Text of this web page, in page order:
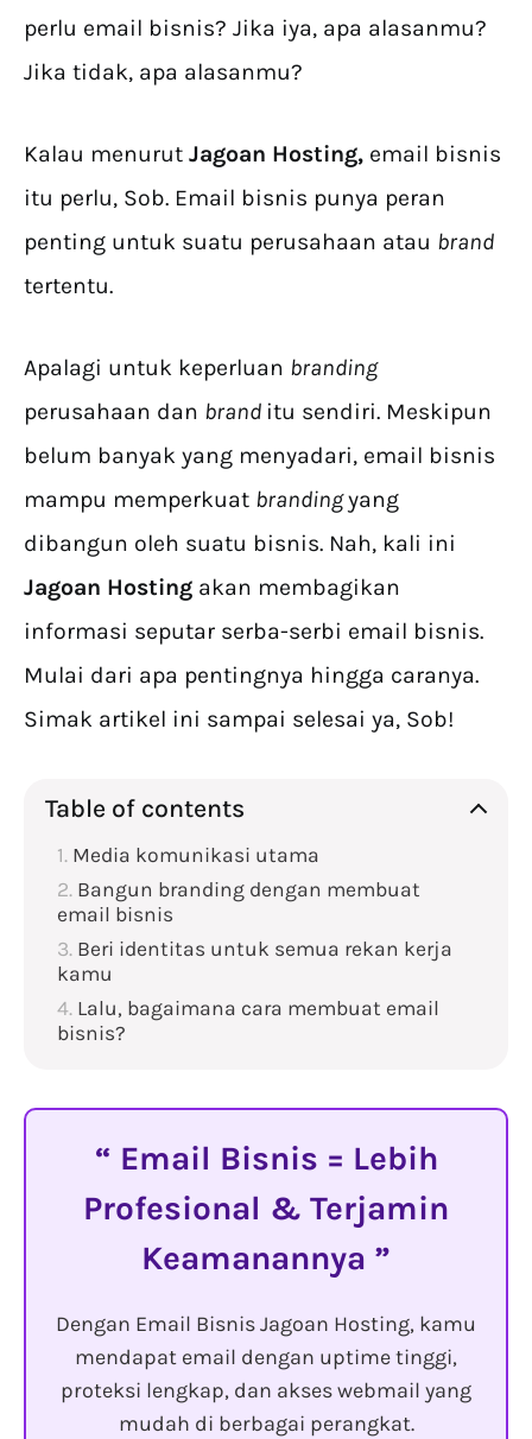
perlu email bisnis? Jika iya, apa alasanmu?
Jika tidak, apa alasanmu?
Kalau menurut Jagoan Hosting, email bisnis
itu perlu, Sob. Email bisnis punya peran
penting untuk suatu perusahaan atau brand
tertentu.
Apalagi untuk keperluan branding
perusahaan dan brand itu sendiri. Meskipun
belum banyak yang menyadari, email bisnis
mampu memperkuat brandingyang
dibangun oleh suatu bisnis. Nah, kali ini
Jagoan Hosting akan membagikan
informasi seputar serba-serbi email bisnis.
Mulai dari apa pentingnya hingga caranya.
Simak artikel ini sampai selesai ya, Sob!
Table of contents
Media komunikasi utama
Bangun branding dengan membuat
email bisnis
Beri identitas untuk semua rekan kerja
kamu
Lalu, bagaimana cara membuat email
bisnis?
Email Bisnis = Lebih
Profesional & Terjamin
Keamanannya
Dengan Email Bisnis Jagoan Hosting, kamu
mendapat email dengan uptime tinggi,
proteksi lengkap, dan akses webmail yang
mudah di berbagai perangkat.